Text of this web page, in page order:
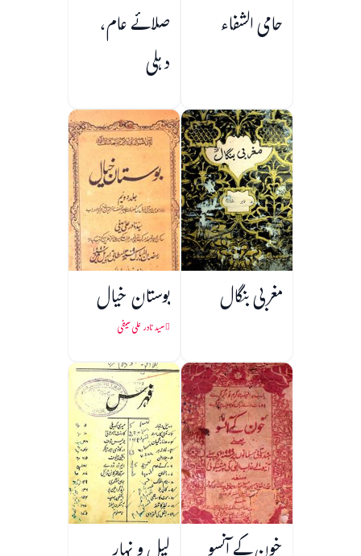
حامی الشفاء صلائے عام،
دہلی
مغربی بنگال بوستان خیال
سید نادر علی سیفی